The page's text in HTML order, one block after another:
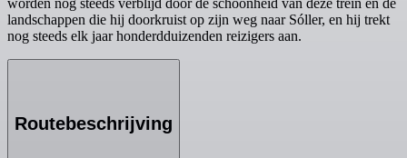
worden nog steeds verblijd door de schoonheid van deze trein en de
landschappen die hij doorkruist op zijn weg naar Sóller, en hij trekt
nog steeds elk jaar honderdduizenden reizigers aan.
Routebeschrijving